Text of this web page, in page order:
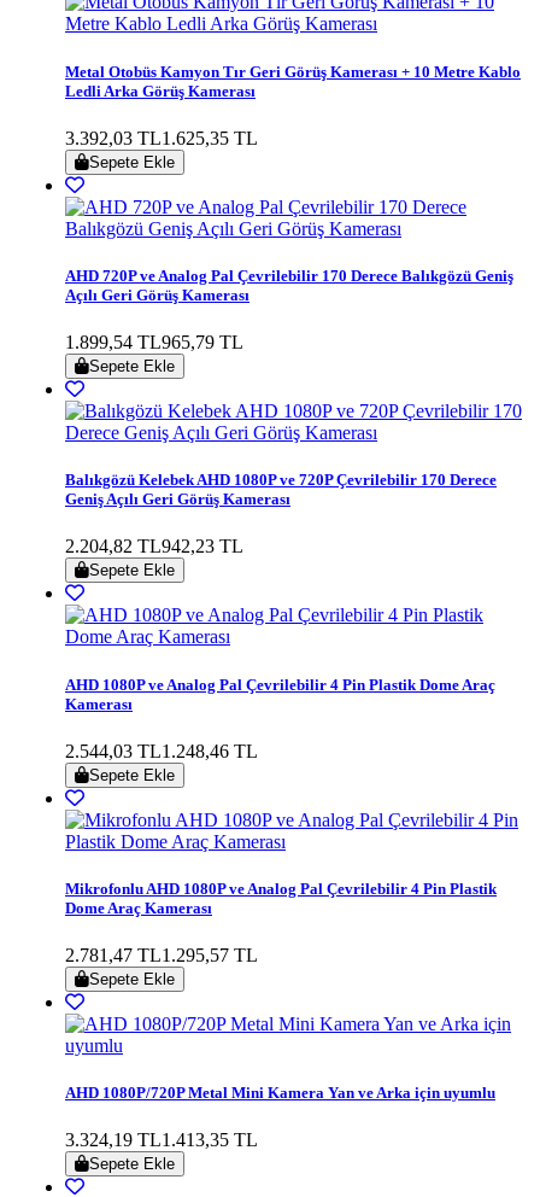
Metal Otobüs Kamyon Tır Geri Görüş Kamerası + 10 Metre Kablo
Ledli Arka Görüş Kamerası
3.392,03 TL1.625,35 TL
Sepete Ekle
AHD 720P ve Analog Pal Çevrilebilir 170 Derece Balıkgözü Geniş
Açılı Geri Görüş Kamerası
1.899,54 TL965,79 TL
Sepete Ekle
Balıkgözü Kelebek AHD 1080P ve 720P Çevrilebilir 170 Derece
Geniş Açılı Geri Görüş Kamerası
2.204,82 TL942,23 TL
Sepete Ekle
AHD 1080P ve Analog Pal Çevrilebilir 4 Pin Plastik Dome Araç
Kamerası
2.544,03 TL1.248,46 TL
Sepete Ekle
Mikrofonlu AHD 1080P ve Analog Pal Çevrilebilir 4 Pin Plastik
Dome Araç Kamerası
2.781,47 TL1.295,57 TL
Sepete Ekle
AHD 1080P/720P Metal Mini Kamera Yan ve Arka için uyumlu
3.324,19 TL1.413,35 TL
Sepete Ekle